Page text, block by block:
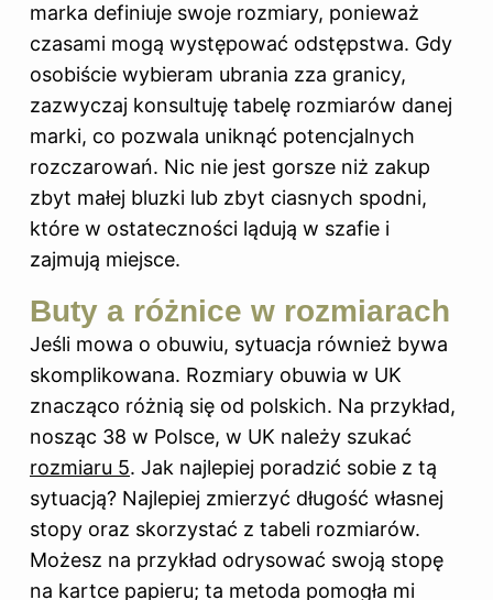
marka definiuje swoje rozmiary, ponieważ
czasami mogą występować odstępstwa. Gdy
osobiście wybieram ubrania zza granicy,
zazwyczaj konsultuję tabelę rozmiarów danej
marki, co pozwala uniknąć potencjalnych
rozczarowań. Nic nie jest gorsze niż zakup
zbyt małej bluzki lub zbyt ciasnych spodni,
które w ostateczności lądują w szafie i
zajmują miejsce.
Buty a różnice w rozmiarach
Jeśli mowa o obuwiu, sytuacja również bywa
skomplikowana. Rozmiary obuwia w UK
znacząco różnią się od polskich. Na przykład,
nosząc 38 w Polsce, w UK należy szukać
rozmiaru 5. Jak najlepiej poradzić sobie z tą
sytuacją? Najlepiej zmierzyć długość własnej
stopy oraz skorzystać z tabeli rozmiarów.
Możesz na przykład odrysować swoją stopę
na kartce papieru; ta metoda pomogła mi